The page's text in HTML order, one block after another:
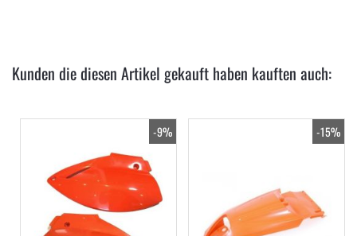
Kunden die diesen Artikel gekauft haben kauften auch:
-9% -15%